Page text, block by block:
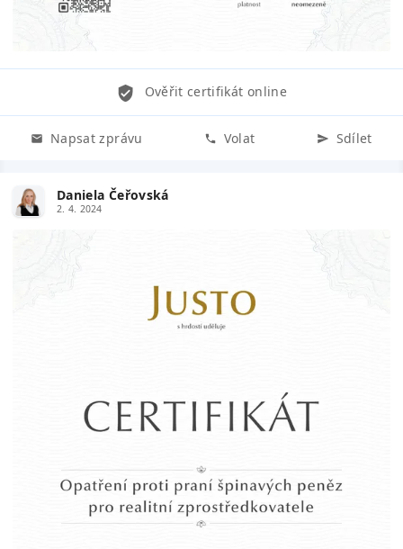
Ověřit certifikát online
Napsat zprávu Volat Sdílet
Daniela Čeřovská
2. 4. 2024